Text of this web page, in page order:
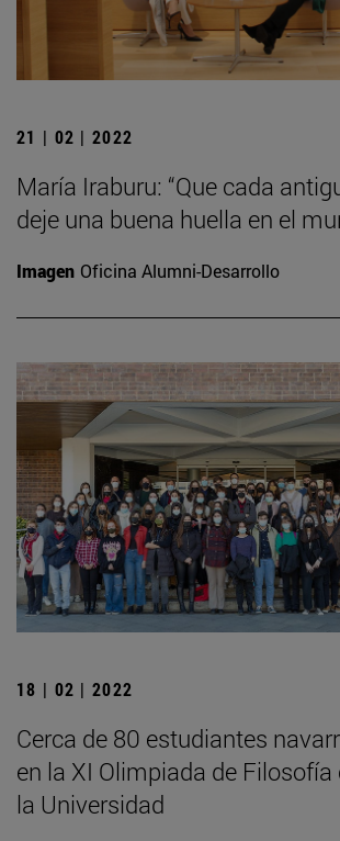
21 | 02 | 2022
María Iraburu: “Que cada
deje una buena huella en el
Imagen Oficina Alumni-Desarrollo
18 | 02 | 2022
Cerca de 80 estudiantes
en la XI Olimpiada de Filosofía
la Universidad